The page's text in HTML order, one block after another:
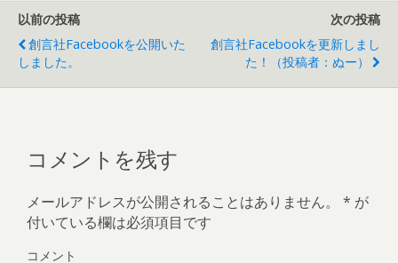
以前の投稿
創言社Facebookを公開いた
しました。
次の投稿
創言社Facebookを更新しまし
た！（投稿者：ぬー）
コメントを残す
メールアドレスが公開されることはありません。 * が
付いている欄は必須項目です
コメント